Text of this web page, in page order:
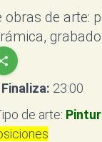
obras de arte:
Finaliza: 23:00
de arte: